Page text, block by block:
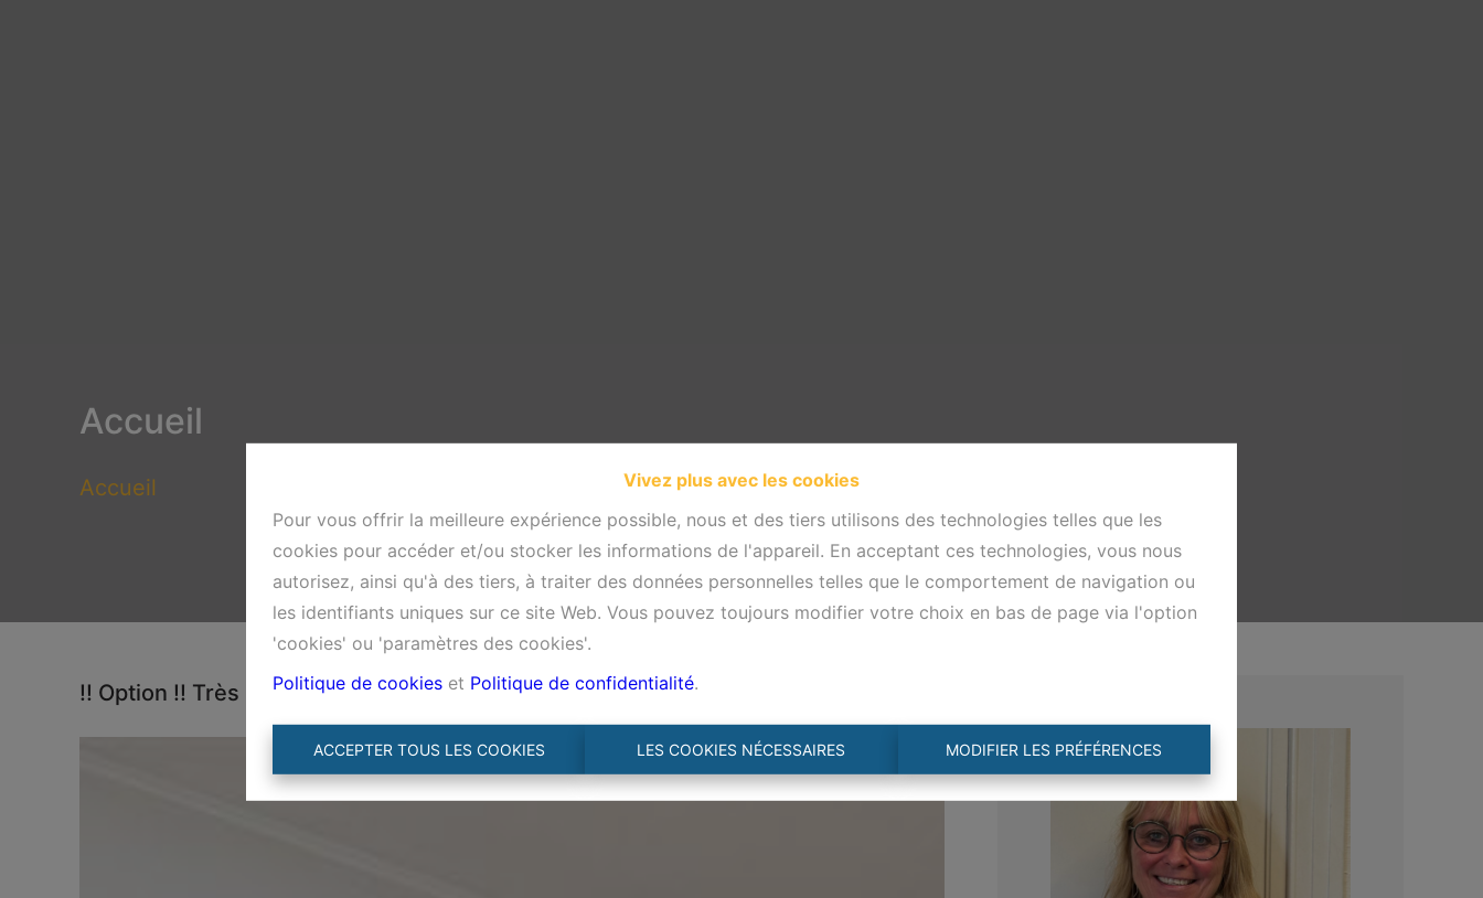
Vivez plus avec les cookies
Pour vous offrir la meilleure expérience possible, nous et des tiers utilisons des technologies telles que les
cookies pour accéder et/ou stocker les informations de l'appareil. En acceptant ces technologies, vous nous
autorisez, ainsi qu'à des tiers, à traiter des données personnelles telles que le comportement de navigation ou
les identifiants uniques sur ce site Web. Vous pouvez toujours modifier votre choix en bas de page via l'option
'cookies' ou 'paramètres des cookies'.
Politique de cookies et Politique de confidentialité.
ACCEPTER TOUS LES COOKIES LES COOKIES NÉCESSAIRES MODIFIER LES PRÉFÉRENCES
Accueil
Accueil
!! Option !! Très bel appartement 2 chambres de ± 113 m²